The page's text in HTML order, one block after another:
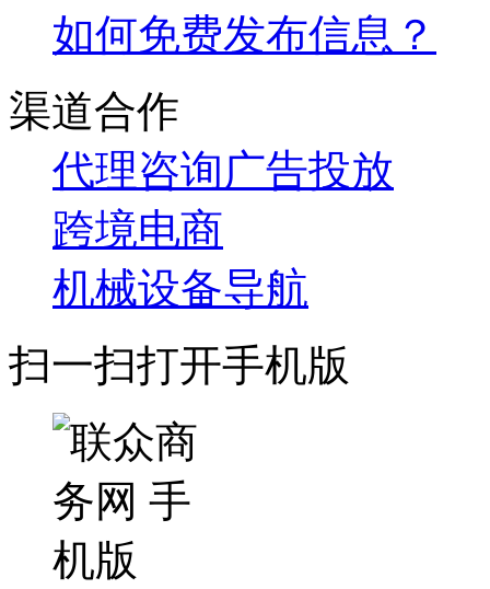
如何免费发布信息？
渠道合作
代理咨询广告投放
跨境电商
机械设备导航
扫一扫打开手机版